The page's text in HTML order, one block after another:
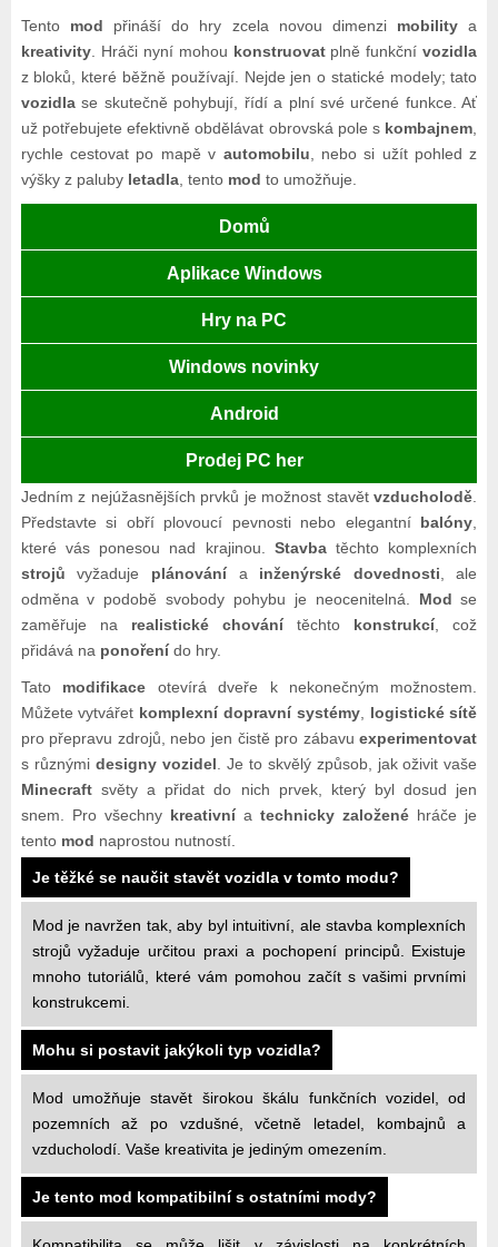
Tento mod přináší do hry zcela novou dimenzi mobility a
kreativity. Hráči nyní mohou konstruovatplně funkčnívozidla
z bloků, které běžně používají. Nejde jen o statické modely; tato
vozidlase skutečně pohybují, řídí a plní své určené funkce. Ať
už potřebujete efektivně obdělávat obrovská pole s kombajnem,
rychle cestovat po mapě v automobilu, nebo si užít pohled z
výšky z paluby letadla, tento mod to umožňuje.
Domů
Aplikace Windows
Hry na PC
Windows novinky
Android
Prodej PC her
Jedním z nejúžasnějších prvků je možnost stavětvzducholodě.
Představte si obří plovoucí pevnosti nebo elegantní balóny,
které vás ponesou nad krajinou. Stavbatěchto komplexních
strojů vyžaduje plánovánía inženýrské dovednosti, ale
odměna v podobě svobody pohybu je neocenitelná. Mod se
zaměřuje na realistické chovánítěchto konstrukcí, což
přidává na ponořenído hry.
Tato modifikace otevírá dveře k nekonečným možnostem.
Můžete vytvářet komplexní dopravní systémy, logistické sítě
pro přepravu zdrojů, nebo jen čistě pro zábavuexperimentovat
s různými designy vozidel. Je to skvělý způsob, jak oživit vaše
Minecraftsvěty a přidat do nich prvek, který byl dosud jen
snem. Pro všechny kreativníatechnicky založené hráče je
tento mod naprostou nutností.
Je těžké se naučit stavět vozidla v tomto modu?
Mod je navržen tak, aby byl intuitivní, ale stavba komplexních
strojů vyžaduje určitou praxi a pochopení principů. Existuje
mnoho tutoriálů, které vám pomohou začít s vašimi prvními
konstrukcemi.
Mohu si postavit jakýkoli typ vozidla?
Mod umožňuje stavět širokou škálu funkčních vozidel, od
pozemních až po vzdušné, včetně letadel, kombajnů a
vzducholodí. Vaše kreativita je jediným omezením.
Je tento mod kompatibilní s ostatními mody?